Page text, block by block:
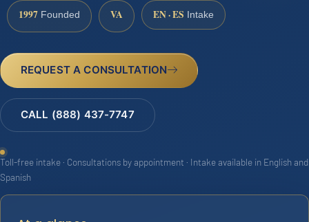
1997 Founded VA EN · ES Intake
REQUEST A CONSULTATION
CALL (888) 437-7747
Toll-free intake · Consultations by appointment · Intake available in English and
Spanish